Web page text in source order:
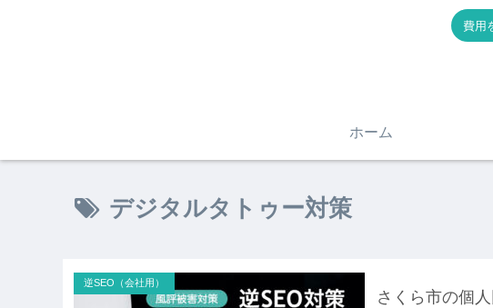
費用
ホーム
デジタルタトゥー対策
逆SEO（会社用）
さくら市の個